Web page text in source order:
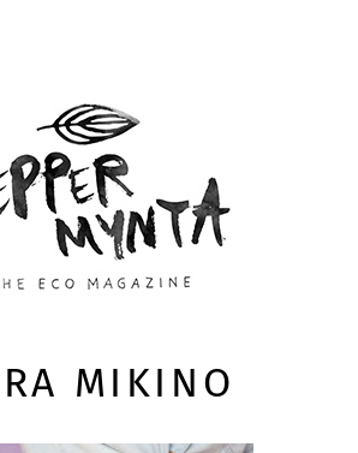
MIKINO